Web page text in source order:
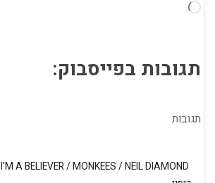
טוען...
תגובות בפייסבוק:
תגובות
I'M A BELIEVER/MONKEES /NEIL DIAMOND